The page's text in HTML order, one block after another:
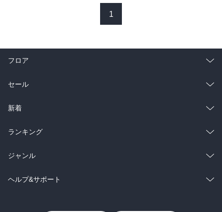
1
フロア
総合
ラノベ
雑誌・グラビア
BL・TL
セール
総合
ラノベ
雑誌・グラビア
BL・TL
新着
総合
ラノベ
雑誌・グラビア
ランキング
総合
ラノベ
ジャンル
コミック
ヘルプ&サポート